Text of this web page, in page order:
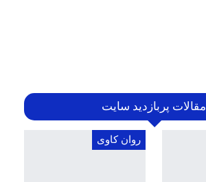
مقالات پربازدید سایت
روان کاوی